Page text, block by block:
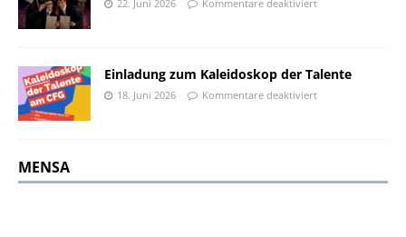
22. Juni 2026 Kommentare deaktiviert
Einladung zum Kaleidoskop der Talente
18. Juni 2026 Kommentare deaktiviert
MENSA